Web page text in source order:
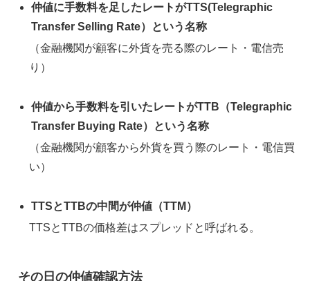
仲値に手数料を足したレートがTTS(Telegraphic
Transfer Selling Rate）という名称
（金融機関が顧客に外貨を売る際のレート・電信売
り）
仲値から手数料を引いたレートがTTB（Telegraphic
Transfer Buying Rate）という名称
（金融機関が顧客から外貨を買う際のレート・電信買
い）
TTSとTTBの中間が仲値（TTM）
TTSとTTBの価格差はスプレッドと呼ばれる。
その日の仲値確認方法